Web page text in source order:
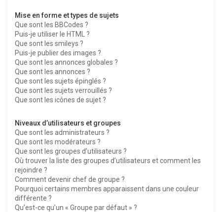
Mise en forme et types de sujets
Que sont les BBCodes ?
Puis-je utiliser le HTML ?
Que sont les smileys ?
Puis-je publier des images ?
Que sont les annonces globales ?
Que sont les annonces ?
Que sont les sujets épinglés ?
Que sont les sujets verrouillés ?
Que sont les icônes de sujet ?
Niveaux d’utilisateurs et groupes
Que sont les administrateurs ?
Que sont les modérateurs ?
Que sont les groupes d’utilisateurs ?
Où trouver la liste des groupes d’utilisateurs et comment les
rejoindre ?
Comment devenir chef de groupe ?
Pourquoi certains membres apparaissent dans une couleur
différente ?
Qu’est-ce qu’un « Groupe par défaut » ?